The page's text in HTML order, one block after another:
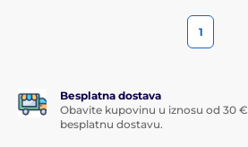
1
Besplatna dostava
Obavite kupovinu u iznosu od 30
besplatnu dostavu.